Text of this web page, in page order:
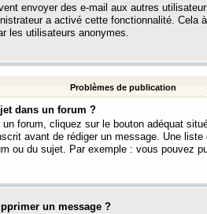
envoyer des e-mail aux autres
a activé cette fonctionnalité. Cela
les utilisateurs anonymes.
Problèmes de publication
dans un forum ?
forum, cliquez sur le bouton adéquat
avant de rédiger un message. Une
ou du sujet. Par exemple : vous pouvez
un message ?